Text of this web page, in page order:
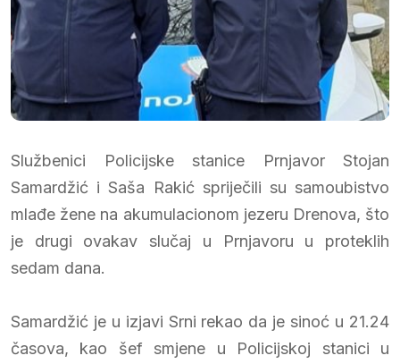
Službenici Policijske stanice Prnjavor Stojan
Samardžić i Saša Rakić spriječili su samoubistvo
mlađe žene na akumulacionom jezeru Drenova, što
je drugi ovakav slučaj u Prnjavoru u proteklih
sedam dana.
Samardžić je u izjavi Srni rekao da je sinoć u 21.24
časova, kao šef smjene u Policijskoj stanici u